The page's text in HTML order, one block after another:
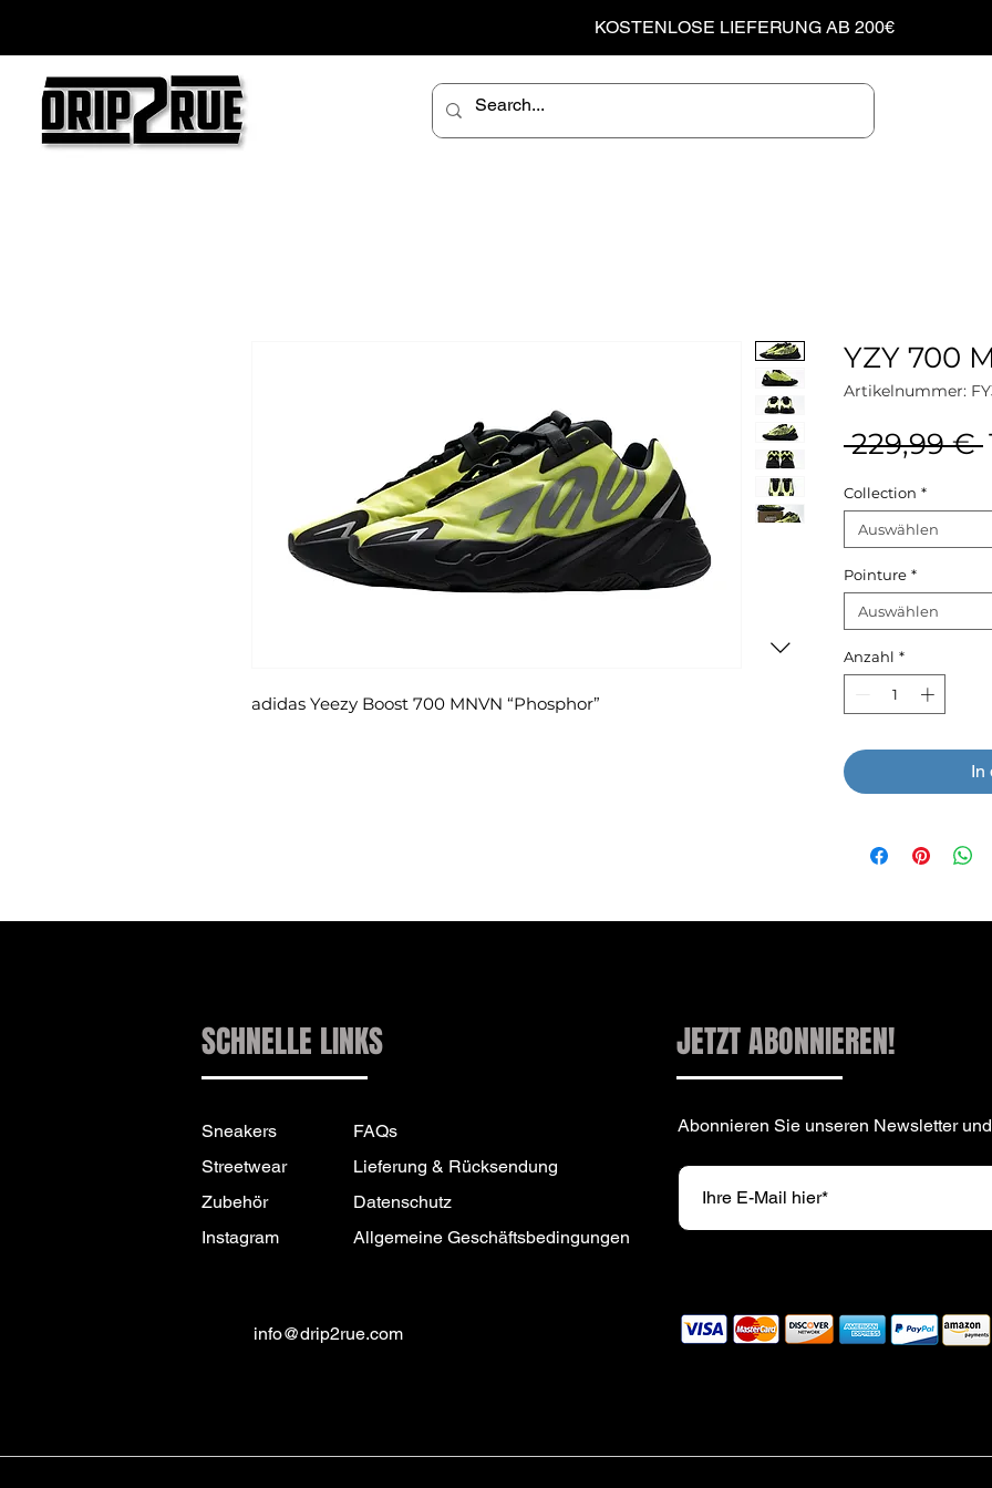
KOSTENLOSE LIEFERUNG AB 200€
adidas Yeezy Boost 700 MNVN “Phosphor”
YZY 700
Artikelnummer:
229,99 €
Collection *
Auswählen
Pointure *
Auswählen
Anzahl *
In
SCHNELLE LINKS
Sneakers
Streetwear
Zubehör
Instagram
FAQs
Lieferung & Rücksendung
Datenschutz
Allgemeine Geschäftsbedingungen
info@drip2rue.com
JETZT ABONNIEREN!
Abonnieren Sie unseren Newsletter